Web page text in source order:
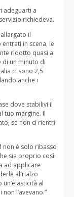
adeguarti a
richiedeva.
il
in scena, le
ridotto quasi a
un minuto di
ci sono 2,5
anche i
dove stabilivi il
tuo margine. Il
se non ci rientri
non è solo ribasso
sia proprio così:
ad applicare
al rialzo
al
l’avevano.”